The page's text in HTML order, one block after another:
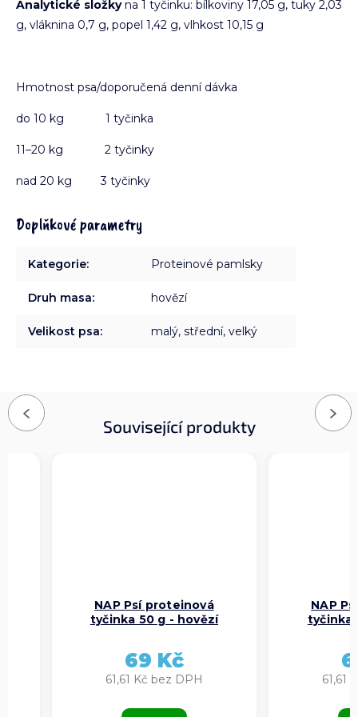
Analytické složkyna 1 tyčinku: bílkoviny 17,05 g, tuky 2,03
g, vláknina 0,7 g, popel 1,42 g, vlhkost 10,15 g
Hmotnost psa/doporučená denní dávka
do 10 kg 1 tyčinka
11–20 kg 2 tyčinky
nad 20 kg 3 tyčinky
Doplňkové parametry
Kategorie: Proteinové pamlsky
Druh masa: hovězí
Velikost psa: malý, střední, velký
Související produkty
Previous
NAP Psí proteinová
tyčinka 50 g - hovězí
61,61 Kč bez DPH
69 Kč
NAP
tyčinka
61,61
Next